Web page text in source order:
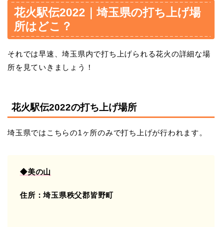
花火駅伝2022｜埼玉県の打ち上げ場
所はどこ？
それでは早速、埼玉県内で打ち上げられる花火の詳細な場
所を見ていきましょう！
花火駅伝2022の打ち上げ場所
埼玉県ではこちらの1ヶ所のみで打ち上げが行われます。
◆美の山
住所：埼玉県秩父郡皆野町